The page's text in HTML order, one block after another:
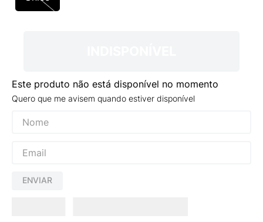
Este produto não está disponível no momento
Quero que me avisem quando estiver disponível
ENVIAR
NEW 530